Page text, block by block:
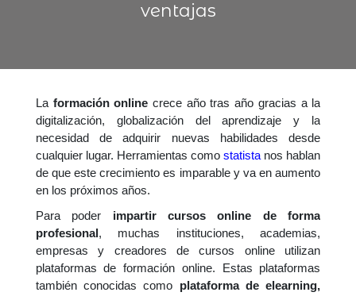
ventajas
La formación online crece año tras año gracias a la
digitalización, globalización del aprendizaje y la
necesidad de adquirir nuevas habilidades desde
cualquier lugar. Herramientas comostatista nos hablan
de que este crecimiento es imparable y va en aumento
en los próximos años.
Para poder impartir cursos online de forma
profesional, muchas instituciones, academias,
empresas y creadores de cursos online utilizan
plataformas de formación online. Estas plataformas
también conocidas como plataforma de elearning,